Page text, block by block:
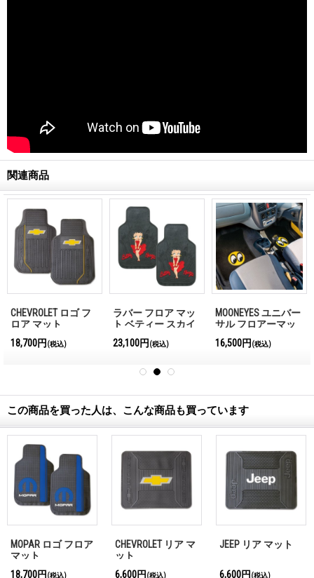
関連商品
CHEVROLET ロゴ フ
ロア マット
18,700円(税込)
ラバー フロア マッ
ト ベティー スカイ
23,100円(税込)
MOONEYES ユニバー
サル フロアーマッ
ト用
16,500円(税込)
この商品を買った人は、こんな商品も買っています
MOPAR ロゴ フロア
マット
18,700円(税込)
CHEVROLET リア マ
ット
6,600円(税込)
JEEP リア マット
6,600円(税込)